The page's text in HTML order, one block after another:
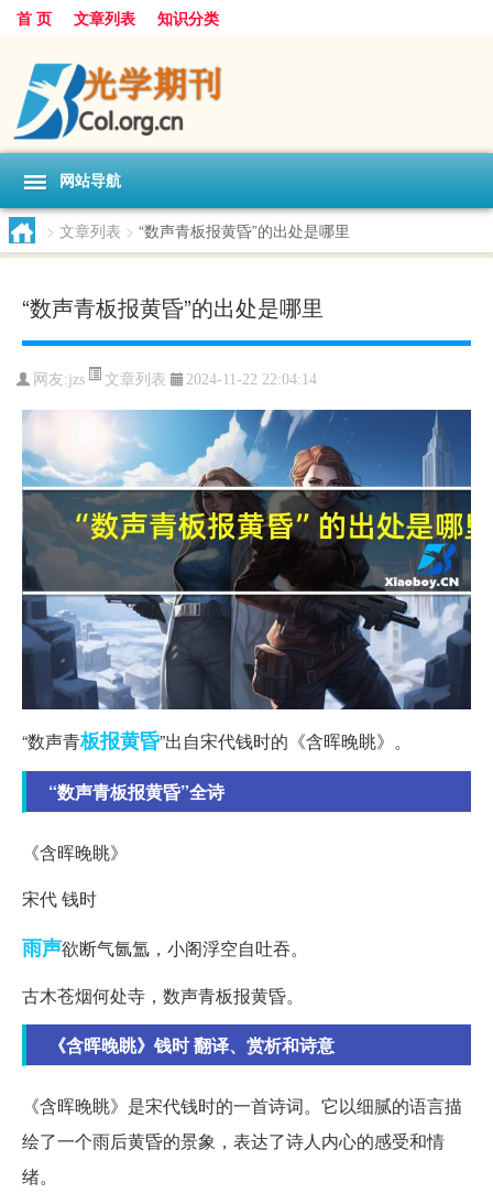
首 页 文章列表 知识分类
网站导航
> 文章列表 > “数声青板报黄昏”的出处是哪里
“数声青板报黄昏”的出处是哪里
网友:jzs 文章列表 2024-11-22 22:04:14
“数声青板报黄昏”出自宋代钱时的《含晖晚眺》。
“数声青板报黄昏”全诗
《含晖晚眺》
宋代 钱时
雨声欲断气氤氲，小阁浮空自吐吞。
古木苍烟何处寺，数声青板报黄昏。
《含晖晚眺》钱时 翻译、赏析和诗意
《含晖晚眺》是宋代钱时的一首诗词。它以细腻的语言描
绘了一个雨后黄昏的景象，表达了诗人内心的感受和情
绪。